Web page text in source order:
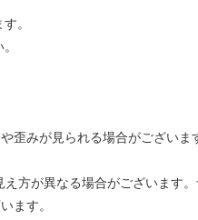
。
みが見られる場合がござい
方が異なる場合がございます。
ます。